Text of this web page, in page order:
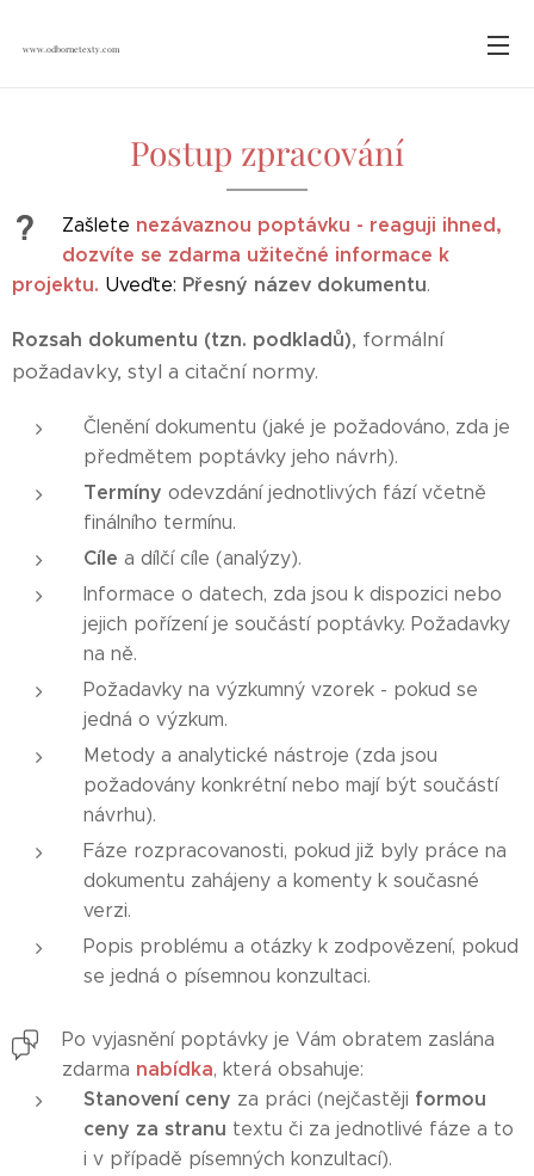
www.odbornetexty.com
Postup zpracování
Zašlete nezávaznou poptávku - reaguji ihned,
dozvíte se zdarma užitečné informace k
projektu. Uveďte: Přesný název dokumentu.
Rozsah dokumentu (tzn. podkladů), formální
požadavky, styl a citační normy.
Členění dokumentu (jaké je požadováno, zda je
předmětem poptávky jeho návrh).
Termíny odevzdání jednotlivých fází včetně
finálního termínu.
Cíle a dílčí cíle (analýzy).
Informace o datech, zda jsou k dispozici nebo
jejich pořízení je součástí poptávky. Požadavky
na ně.
Požadavky na výzkumný vzorek - pokud se
jedná o výzkum.
Metody a analytické nástroje (zda jsou
požadovány konkrétní nebo mají být součástí
návrhu).
Fáze rozpracovanosti, pokud již byly práce na
dokumentu zahájeny a komenty k současné
verzi.
Popis problému a otázky k zodpovězení, pokud
se jedná o písemnou konzultaci.
Po vyjasnění poptávky je Vám obratem zaslána
zdarma nabídka, která obsahuje:
Stanovení ceny za práci (nejčastěji formou
ceny za stranu textu či za jednotlivé fáze a to
i v případě písemných konzultací).